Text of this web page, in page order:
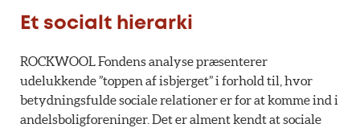
Et socialt hierarki
ROCKWOOL Fondens analyse præsenterer
udelukkende ”toppen af isbjerget” i forhold til, hvor
betydningsfulde sociale relationer er for at komme ind i
andelsboligforeninger. Det er alment kendt at sociale